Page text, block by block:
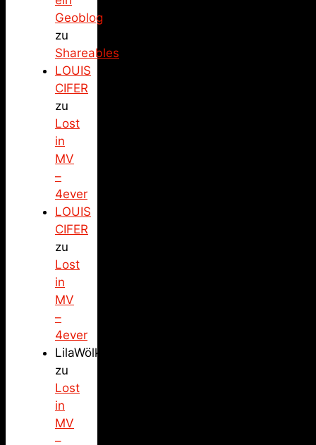
Geoblog
zu
Shareables
LOUIS
CIFER
zu
Lost
in
MV
–
4ever
LOUIS
CIFER
zu
Lost
in
MV
–
4ever
LilaWölkchen
zu
Lost
in
MV
–